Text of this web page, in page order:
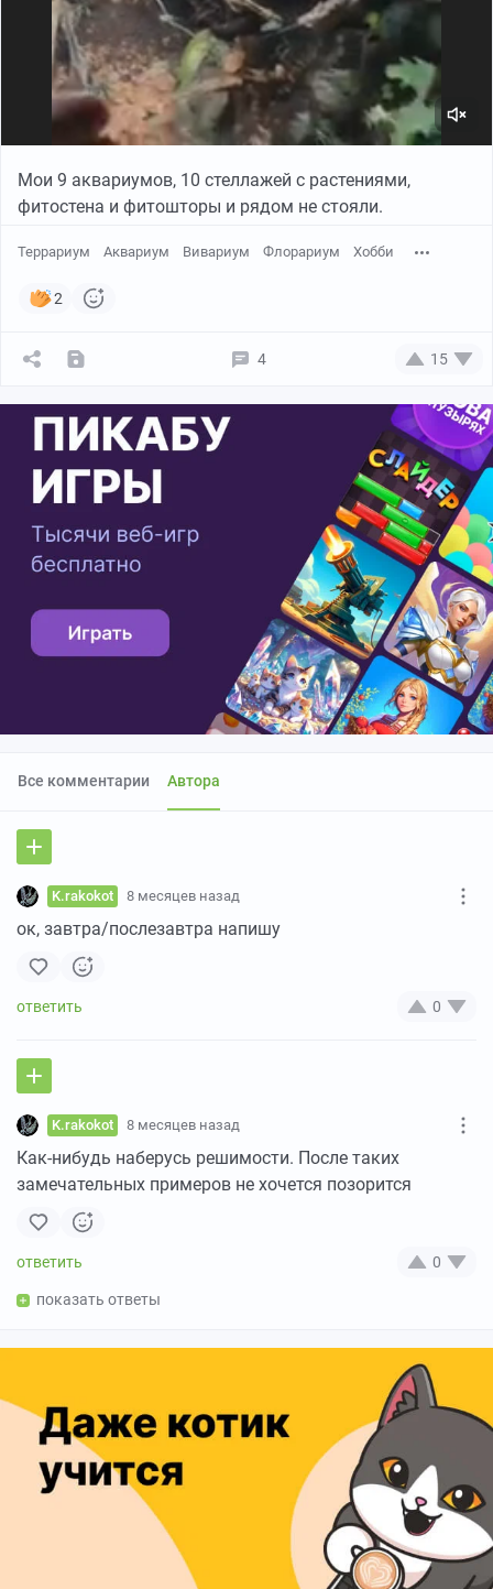
Мои 9 аквариумов, 10 стеллажей с растениями,
фитостена и фитошторы и рядом не стояли.
Террариум Аквариум Вивариум Флорариум Хобби
2
4 15
Все комментарии Автора
K.rakokot 8 месяцев назад
ок, завтра/послезавтра напишу
0
K.rakokot 8 месяцев назад
Как-нибудь наберусь решимости. После таких
замечательных примеров не хочется позорится
0
показать ответы